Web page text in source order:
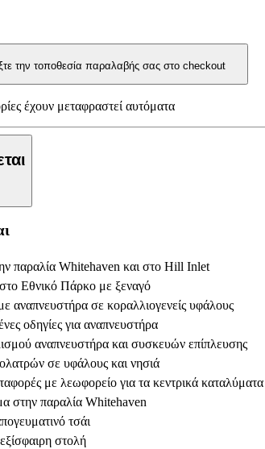
την τοποθεσία παραλαβής σας στο checkout
έχουν μεταφραστεί αυτόματα
παραλία Whitehaven και στο Hill Inlet
Εθνικό Πάρκο με ξεναγό
αναπνευστήρα σε κοραλλιογενείς υφάλους
οδηγίες για αναπνευστήρα
αναπνευστήρα και συσκευών επίπλευσης
σε υφάλους και νησιά
με λεωφορείο για τα κεντρικά
στην παραλία Whitehaven
τσάι
στολή